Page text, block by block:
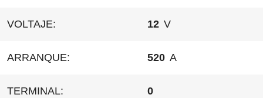
VOLTAJE: 12 V
ARRANQUE: 520 A
TERMINAL: 0